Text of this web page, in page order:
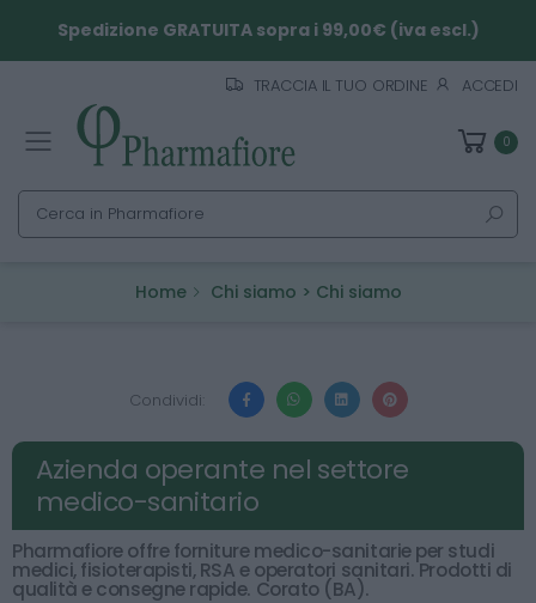
Spedizione GRATUITA sopra i 99,00€ (iva escl.)
TRACCIA IL TUO ORDINE ACCEDI
Toggle mobile menu 0
Cerca
Home Chi siamo > Chi siamo
Condividi:
Azienda operante nel settore
medico-sanitario
Pharmafiore offre forniture medico-sanitarie per studi
medici, fisioterapisti, RSA e operatori sanitari. Prodotti di
qualità e consegne rapide. Corato (BA).